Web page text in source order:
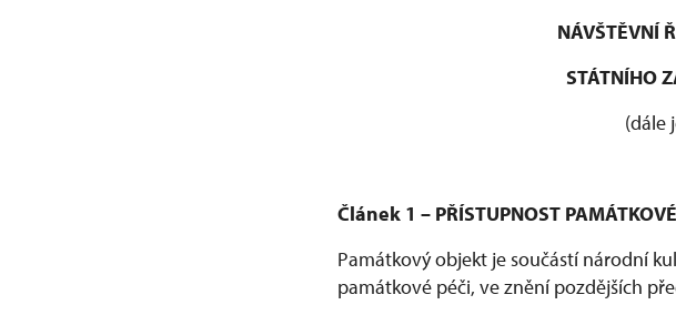
NÁVŠTĚVNÍ
STÁTNÍHO
(dále
Článek 1 – PŘÍSTUPNOST
Památkový objekt je součástí národní
památkové péči, ve znění pozdějších